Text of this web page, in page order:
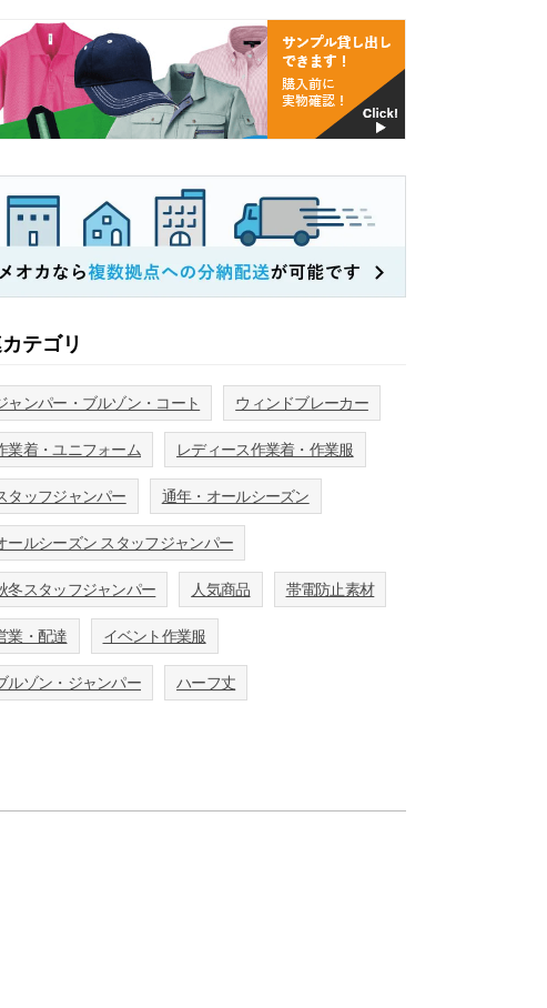
テゴリ
ャンパー・ブルゾン・コート ウィンドブレーカー
業着・ユニフォーム レディース作業着・作業服
タッフジャンパー 通年・オールシーズン
ールシーズン スタッフジャンパー
冬スタッフジャンパー 人気商品 帯電防止素材
業・配達 イベント作業服
ルゾン・ジャンパー ハーフ丈